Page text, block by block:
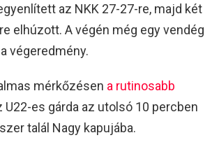
az NKK 27-27-re, majd két
elhúzott. A végén még egy vendég
végeredmény.
mérkőzésen a rutinosabb
U22-es gárda az utolsó 10 percben
talál Nagy kapujába.